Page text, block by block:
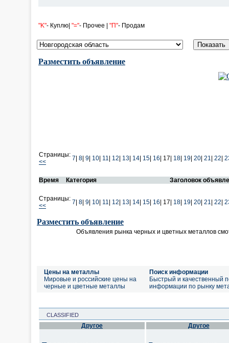
"K"- Куплю| "="- Прочее | "П"- Продам
Разместить объявление
Страницы:
<<
7 8 9 10 11 12 13 14 15 16 17| 18 19 20 21 22
Время Категория Заголовок
Страницы:
<<
7 8 9 10 11 12 13 14 15 16 17| 18 19 20 21 22
Разместить объявление
Объявления рынка черных и цветных металлов
Цены на металлы
Мировые и российские цены на
черные и цветные металлы
Поиск информации
Быстрый и качественный
информации по рынку
CLASSIFIED
Другое Другое